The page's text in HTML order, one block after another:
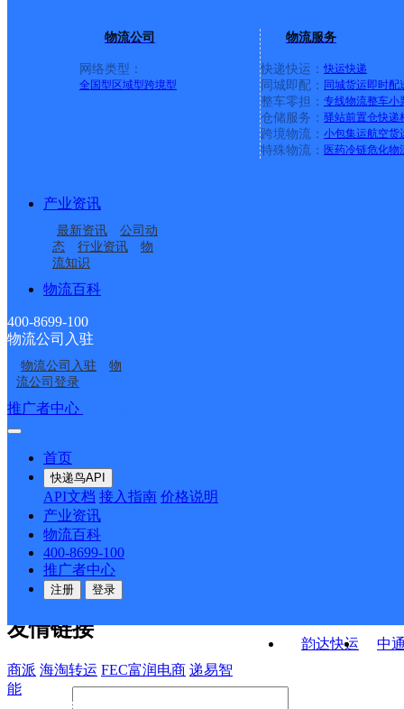
物流公司
网络类型：
全国型 区域型跨境型
物流服务
快递快运： 快运快递
同城即配： 同城货运即时配
整车零担： 专线物流整车小
仓储服务： 驿站前置仓快递
跨境物流： 小包集运航空货
特殊物流： 医药冷链危化物
产业资讯
最新资讯
公司动
态
行业资讯
物
流知识
物流百科
400-8699-100
物流公司入驻
物流公司入驻
物
流公司登录
推广者中心
首页
快递鸟API
API文档 接入指南 价格说明
产业资讯
物流百科
400-8699-100
推广者中心
注册 登录
园国宾府分部
云南保山公司隆阳区板
桥镇便民寄存点
保山
云南保山公司瓦窑分部
云南保山公司西邑乡永
信街分部
云南保山公司和平便民
寄存点
云南保山公司泰龙分部
韵达快运
中
接口API
API接口 DEMO下载
关于我们
公司介绍 企业动态
合作伙伴 快递鸟接口服务协议
户隐私政策
友情链接
商派 海淘转运 FEC富润电商 递易智
能